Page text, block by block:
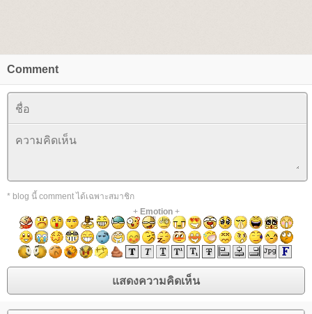
Comment
* blog นี้ comment ได้เฉพาะสมาชิก
+ Emotion+